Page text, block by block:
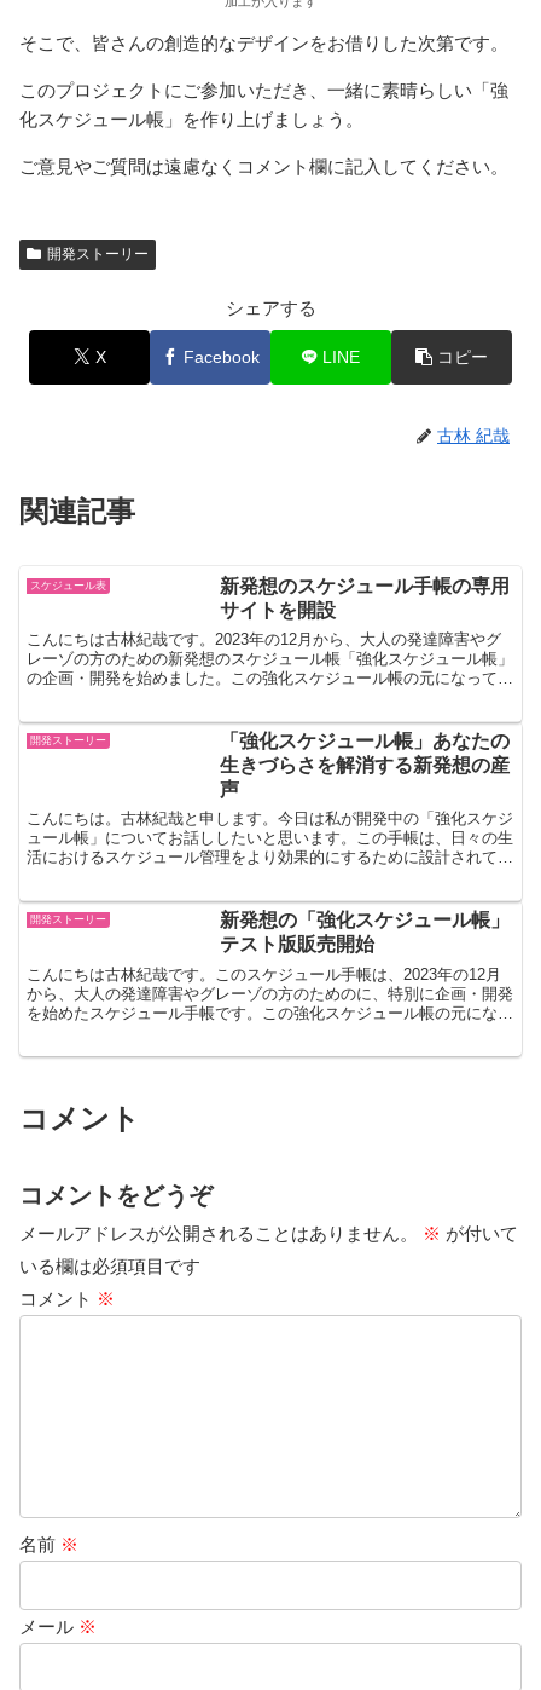
そこで、皆さんの創造的なデザインをお借りした次第です。
このプロジェクトにご参加いただき、一緒に素晴らしい「強
化スケジュール帳」を作り上げましょう。
ご意見やご質問は遠慮なくコメント欄に記入してください。
開発ストーリー
シェアする
X Facebook LINE コピー
古林 紀哉
関連記事
スケジュール表
新発想のスケジュール手帳の専用
サイトを開設
こんにちは古林紀哉です。2023年の12月から、大人の発達障害やグ
レーゾの方のための新発想のスケジュール帳「強化スケジュール帳」
の企画・開発を始めました。この強化スケジュール帳の元になってい
開発ストーリー
「強化スケジュール帳」あなたの
生きづらさを解消する新発想の産
声
こんにちは。古林紀哉と申します。今日は私が開発中の「強化スケジ
ュール帳」についてお話ししたいと思います。この手帳は、日々の生
活におけるスケジュール管理をより効果的にするために設計されてい
開発ストーリー
新発想の「強化スケジュール帳」
テスト版販売開始
こんにちは古林紀哉です。このスケジュール手帳は、2023年の12月
から、大人の発達障害やグレーゾの方のためのに、特別に企画・開発
を始めたスケジュール手帳です。この強化スケジュール帳の元になっ
コメント
コメントをどうぞ
メールアドレスが公開されることはありません。 ※ が付いて
いる欄は必須項目です
コメント ※
名前 ※
メール ※